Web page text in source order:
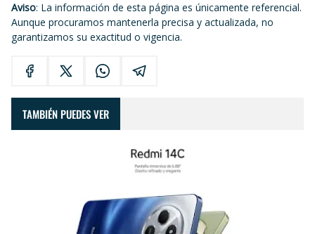
Aviso: La información de esta página es únicamente referencial.
Aunque procuramos mantenerla precisa y actualizada, no
garantizamos su exactitud o vigencia.
TAMBIÉN PUEDES VER